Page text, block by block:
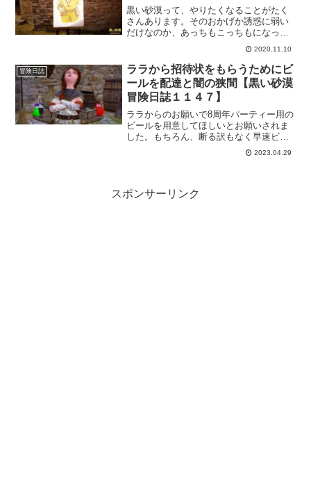
黒い砂漠って、やりたくなることがたく
さんあります。そのおかげか誘惑に弱い
だけなのか、あっちもこっちもになって
しまいます。結局何も進まないｗそんな
状況になりつつあるので、やりたいこと
を整理して進めていこうかと。個人的な
メモっぽくなってます。
2020.11.10
冒険日誌
ララから招待状をもらうためにビ
ールを配達と闇の狭間【黒い砂漠
冒険日誌１１４７】
ララからのお願いで8周年パーティー用の
ビールを用意してほしいとお願いされま
した。もちろん、断る訳もなく早速ビー
ルを用意して配達しておきました。これ
で、8周年パーティーの招待状ももらえた
2023.04.29
スポンサーリンク